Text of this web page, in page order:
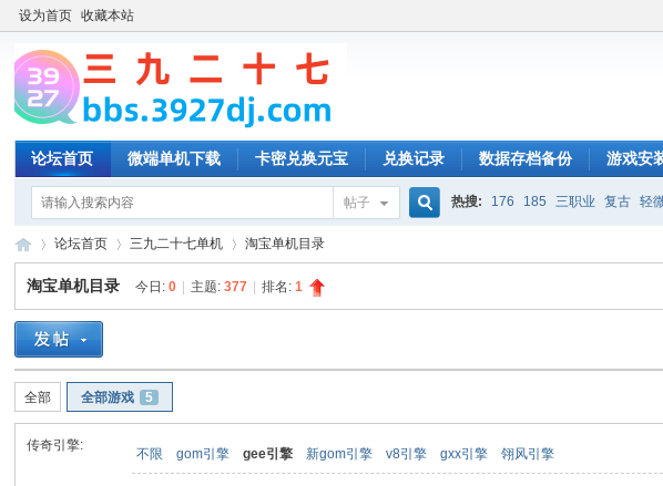
设为首页 收藏本站
论坛首页 微端单机下载 卡密兑换元宝 兑换记录 数据存档备份 游戏安
帖子 热搜: 176 185 三职业 复古 轻
»
论坛首页 三九二十七单机 淘宝单机目录
淘宝单机目录 今日:0 主题:377 排名:1
全部 全部游戏 5
传奇引擎:
不限 gom引擎 gee引擎 新gom引擎 v8引擎 gxx引擎 翎风引擎